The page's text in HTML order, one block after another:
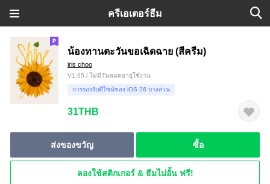
ครีเอเตอร์ธีม
น้องทานตะวันขอเฉิดฉาย (สีครีม)
iris choo
V1.65 / ไม่มีวันหมดอายุใช้งาน
การรองรับดีไซน์ของ iOS 26 บางส่วน
31THB
ส่งของขวัญ ซื้อ
ลองใช้สติกเกอร์ & ธีมไม่อั้น ฟรี!